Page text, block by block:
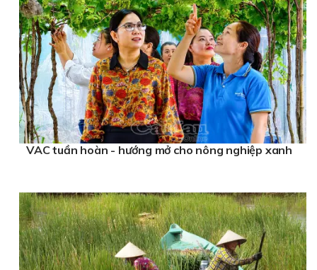
VAC tuần hoàn - hướng mở cho nông nghiệp xanh